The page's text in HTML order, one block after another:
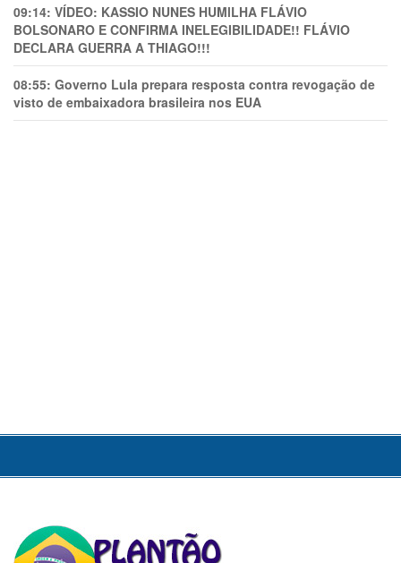
09:14: VÍDEO: KASSIO NUNES HUMlLHA FLÁVIO
BOLSONARO E CONFIRMA INELEGIBILIDADE!! FLÁVIO
DECLARA GUERRA A THIAGO!!!
08:55: Governo Lula prepara resposta contra revogação de
visto de embaixadora brasileira nos EUA